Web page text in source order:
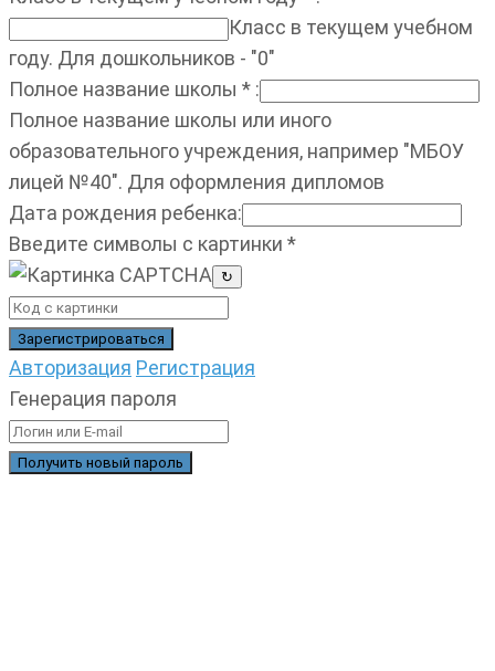
Класс в текущем учебном
году. Для дошкольников - "0"
Полное название школы * :
Полное название школы или иного
образовательного учреждения, например "МБОУ
лицей №40". Для оформления дипломов
Дата рождения ребенка:
Введите символы с картинки *
↻
Авторизация Регистрация
Генерация пароля